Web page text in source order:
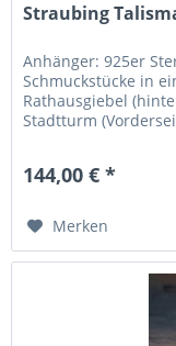
Straubing
Anhänger: 925er
Schmuckstücke in
Rathausgiebel
Stadtturm
144,00 € *
Merken